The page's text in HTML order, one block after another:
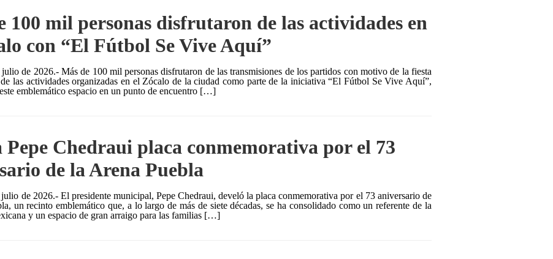
100 mil personas disfrutaron de las actividades en
con “El Fútbol Se Vive Aquí”
de 2026.- Más de 100 mil personas disfrutaron de las transmisiones de los partidos con motivo de la fiesta
las actividades organizadas en el Zócalo de la ciudad como parte de la iniciativa “El Fútbol Se Vive Aquí”,
emblemático espacio en un punto de encuentro […]
Pepe Chedraui placa conmemorativa por el 73
de la Arena Puebla
de 2026.- El presidente municipal, Pepe Chedraui, develó la placa conmemorativa por el 73 aniversario de
un recinto emblemático que, a lo largo de más de siete décadas, se ha consolidado como un referente de la
y un espacio de gran arraigo para las familias […]